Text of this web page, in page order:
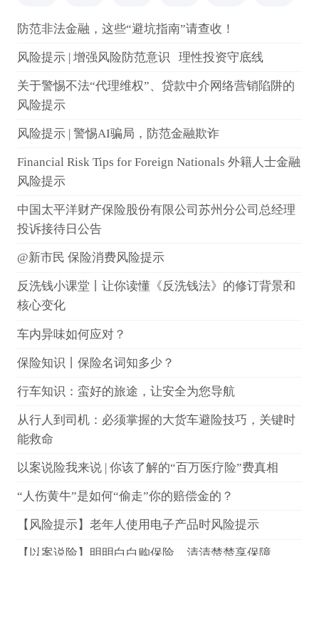
防范非法金融，这些“避坑指南”请查收！
风险提示 | 增强风险防范意识 理性投资守底线
关于警惕不法“代理维权”、贷款中介网络营销陷阱的
风险提示
风险提示 | 警惕AI骗局，防范金融欺诈
Financial Risk Tips for Foreign Nationals 外籍人士金融
风险提示
中国太平洋财产保险股份有限公司苏州分公司总经理
投诉接待日公告
@新市民 保险消费风险提示
反洗钱小课堂丨让你读懂《反洗钱法》的修订背景和
核心变化
车内异味如何应对？
保险知识丨保险名词知多少？
行车知识：蛮好的旅途，让安全为您导航
从行人到司机：必须掌握的大货车避险技巧，关键时
能救命
以案说险我来说 | 你该了解的“百万医疗险”费真相
“人伤黄牛”是如何“偷走”你的赔偿金的？
【风险提示】老年人使用电子产品时风险提示
【以案说险】明明白白购保险，清清楚楚享保障